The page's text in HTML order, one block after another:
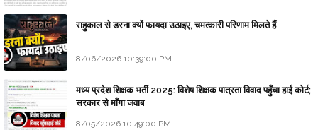
राहुकाल से डरना क्यों फायदा उठाइए, चमत्कारी परिणाम मिलते हैं
8/06/2026 10:39:00 PM
मध्य प्रदेश शिक्षक भर्ती 2025: विशेष शिक्षक पात्रता विवाद पहुँचा हाई कोर्ट;
सरकार से माँगा जवाब
8/05/2026 10:49:00 PM